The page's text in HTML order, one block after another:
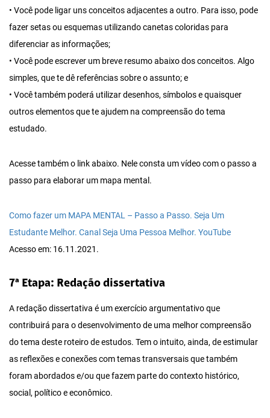
• Você pode ligar uns conceitos adjacentes a outro. Para isso, pode
fazer setas ou esquemas utilizando canetas coloridas para
diferenciar as informações;
• Você pode escrever um breve resumo abaixo dos conceitos. Algo
simples, que te dê referências sobre o assunto; e
• Você também poderá utilizar desenhos, símbolos e quaisquer
outros elementos que te ajudem na compreensão do tema
estudado.
Acesse também o link abaixo. Nele consta um vídeo com o passo a
passo para elaborar um mapa mental.
Como fazer um MAPA MENTAL – Passo a Passo. Seja Um
Estudante Melhor. Canal Seja Uma Pessoa Melhor. YouTube
Acesso em: 16.11.2021.
7ª Etapa: Redação dissertativa
A redação dissertativa é um exercício argumentativo que
contribuirá para o desenvolvimento de uma melhor compreensão
do tema deste roteiro de estudos. Tem o intuito, ainda, de estimular
as reflexões e conexões com temas transversais que também
foram abordados e/ou que fazem parte do contexto histórico,
social, político e econômico.